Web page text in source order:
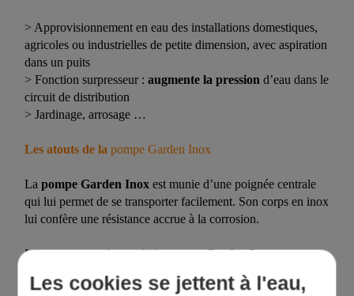
> Approvisionnement en eau des installations domestiques,
agricoles ou industrielles de petite dimension, avec aspiration
dans un puits
> Fonction surpresseur : augmente la pression d’eau dans le
circuit de distribution
> Jardinage, arrosage …
Les atouts de la pompe Garden Inox
La pompe Garden Inoxest munie d’une poignée centrale
qui lui permet de se transporter facilement. Son corps en inox
lui confère une résistance accrue à la corrosion.
Le moteur asynchrone de lapompe Garden Inoxest
continu d’une qualité optimale. Elle possède également un
Les cookies se jettent à l'eau,